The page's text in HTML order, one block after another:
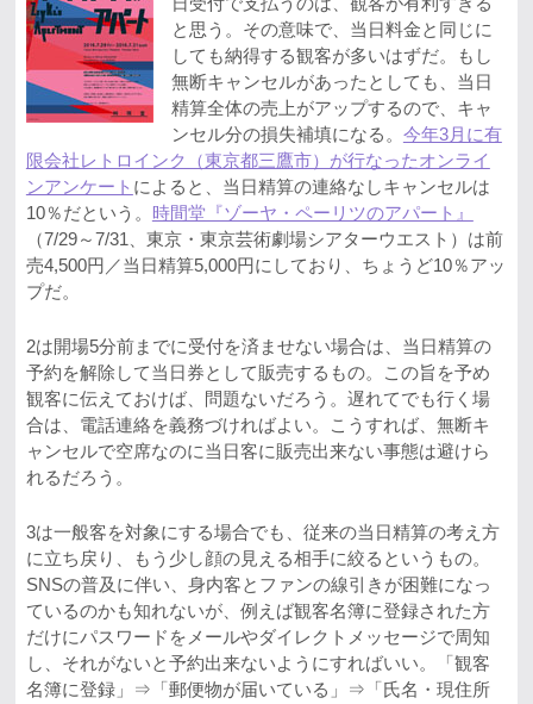
と思う。その意味で、当日料金と同じに
しても納得する観客が多いはずだ。もし
無断キャンセルがあったとしても、当日
精算全体の売上がアップするので、キャ
ンセル分の損失補填になる。 今年3月に有
限会社レトロインク（東京都三鷹市）が行なったオンライ
ンアンケート によると、当日精算の連絡なしキャンセルは
10％だという。 時間堂『ゾーヤ・ペーリツのアパート』
（7/29～7/31、東京・東京芸術劇場シアターウエスト）は前
売4,500円／当日精算5,000円にしており、ちょうど10％アッ
プだ。
2は開場5分前までに受付を済ませない場合は、当日精算の
予約を解除して当日券として販売するもの。この旨を予め
観客に伝えておけば、問題ないだろう。遅れてでも行く場
合は、電話連絡を義務づければよい。こうすれば、無断キ
ャンセルで空席なのに当日客に販売出来ない事態は避けら
れるだろう。
3は一般客を対象にする場合でも、従来の当日精算の考え方
に立ち戻り、もう少し顔の見える相手に絞るというもの。
SNSの普及に伴い、身内客とファンの線引きが困難になっ
ているのかも知れないが、例えば観客名簿に登録された方
だけにパスワードをメールやダイレクトメッセージで周知
し、それがないと予約出来ないようにすればいい。「観客
名簿に登録」⇒「郵便物が届いている」⇒「氏名・現住所